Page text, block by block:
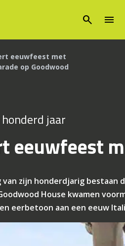
search menu
eeuwfeest met
op Goodwood
jaar
eeuwfeest
zijn honderdjarig bestaan
House kwamen
eerbetoon aan een eeuw